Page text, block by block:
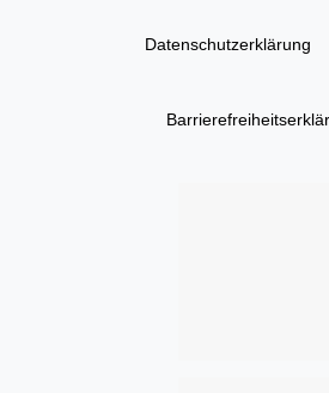
Daten­schutz­erklärung